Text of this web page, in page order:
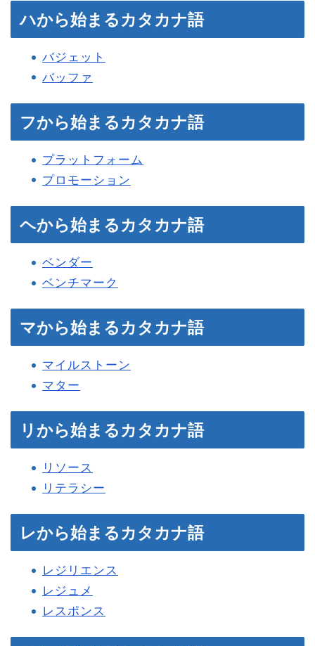
ハから始まるカタカナ語
バジェット
バッファ
フから始まるカタカナ語
プラットフォーム
プロモーション
ヘから始まるカタカナ語
ベンダー
ベンチマーク
マから始まるカタカナ語
マイルストーン
マター
リから始まるカタカナ語
リソース
リテラシー
レから始まるカタカナ語
レジリエンス
レジュメ
レスポンス